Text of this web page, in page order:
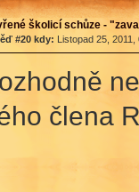
školicí schůze -
#20 kdy: Listopad 25,
člena